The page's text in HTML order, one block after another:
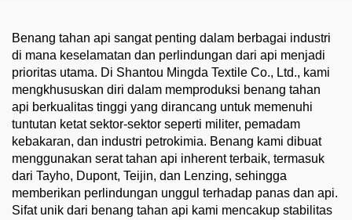
Benang tahan api sangat penting dalam berbagai industri
di mana keselamatan dan perlindungan dari api menjadi
prioritas utama. Di Shantou Mingda Textile Co., Ltd., kami
mengkhususkan diri dalam memproduksi benang tahan
api berkualitas tinggi yang dirancang untuk memenuhi
tuntutan ketat sektor-sektor seperti militer, pemadam
kebakaran, dan industri petrokimia. Benang kami dibuat
menggunakan serat tahan api inherent terbaik, termasuk
dari Tayho, Dupont, Teijin, dan Lenzing, sehingga
memberikan perlindungan unggul terhadap panas dan api.
Sifat unik dari benang tahan api kami mencakup stabilitas